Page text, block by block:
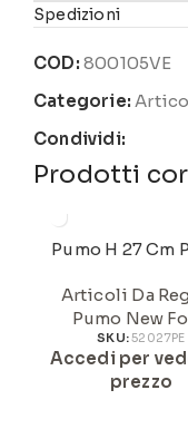
Spedizioni
COD: 800105VE
Categorie:
Condividi:
Prodotti
Pumo H 27 Cm
Articoli Da
Pumo New
SKU:52027PE
Accedi per
prezzo